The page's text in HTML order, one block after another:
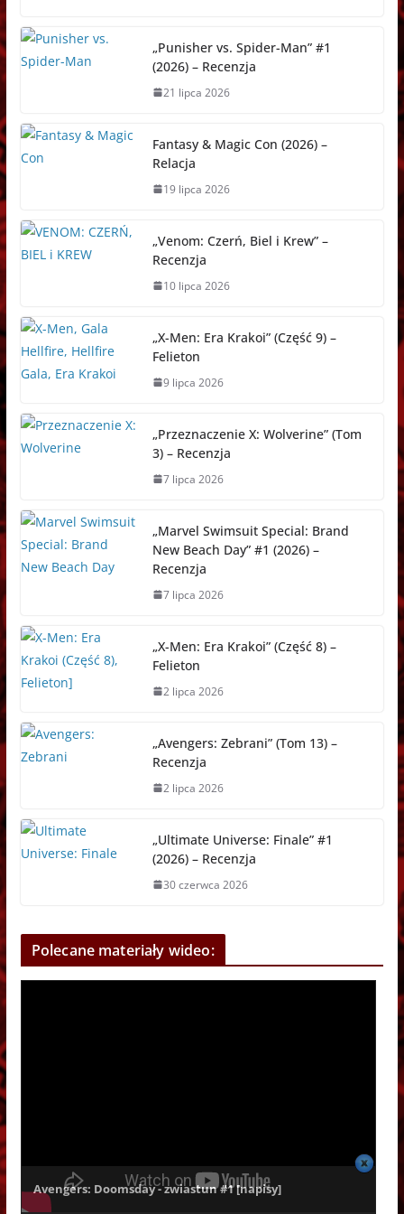
o
k
g
o
n
a
t
s
„Punisher vs. Spider-Man” #1
(2026) – Recenzja
21 lipca 2026
Fantasy & Magic Con (2026) –
Relacja
19 lipca 2026
„Venom: Czerń, Biel i Krew” –
Recenzja
10 lipca 2026
„X-Men: Era Krakoi” (Część 9) –
Felieton
9 lipca 2026
„Przeznaczenie X: Wolverine” (Tom
3) – Recenzja
7 lipca 2026
„Marvel Swimsuit Special: Brand
New Beach Day” #1 (2026) –
Recenzja
7 lipca 2026
„X-Men: Era Krakoi” (Część 8) –
Felieton
2 lipca 2026
„Avengers: Zebrani” (Tom 13) –
Recenzja
2 lipca 2026
„Ultimate Universe: Finale” #1
(2026) – Recenzja
30 czerwca 2026
Polecane materiały wideo:
Avengers: Doomsday - zwiastun #1 [napisy]